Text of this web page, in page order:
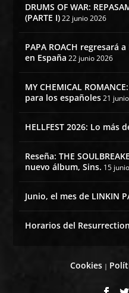
DRUMS OF WAR:
(PARTE I) 22 junio 2026
PAPA ROACH regresará
en España 22 junio 2026
MY CHEMICAL
para los españoles 21
HELLFEST 2026: Lo más
Reseña: THE
nuevo álbum, Sins. 15
Junio, el mes de LINKIN
Horarios del
Cookies|